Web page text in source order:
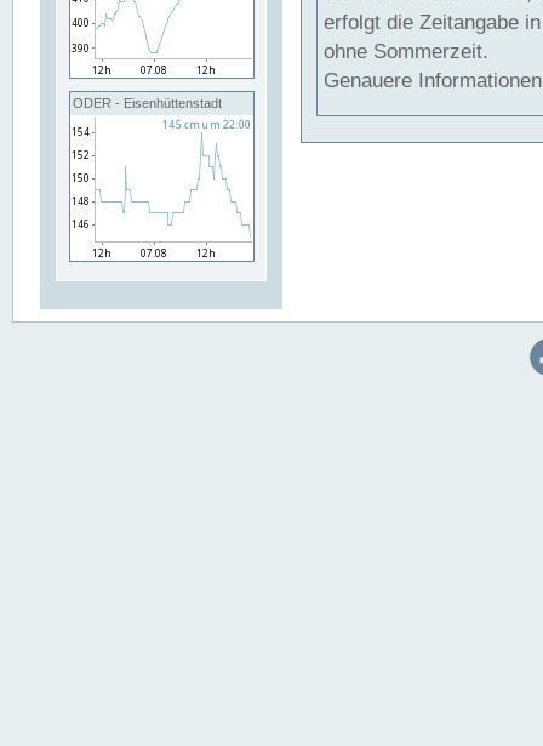
ODER - Eisenhüttenstadt
erfolgt die Zeitangabe
ohne Sommerzeit.
Genauere